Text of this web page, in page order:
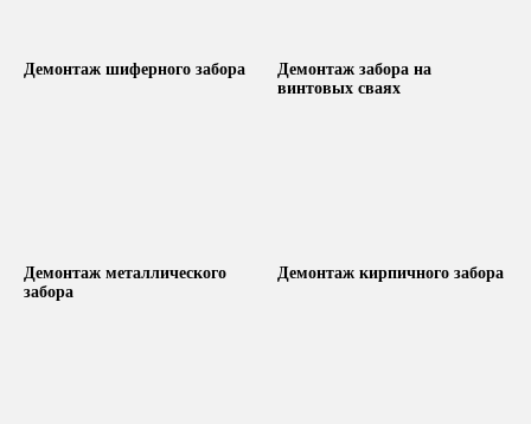
Демонтаж шиферного забора
Демонтаж забора на
винтовых сваях
Демонтаж металлического
забора
Демонтаж кирпичного забора